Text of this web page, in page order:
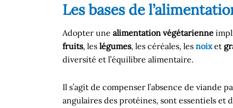
Les bases de
Adopter une alimentation végétarienne
fruits, les légumes, les céréales, les noixet
diversité et l’équilibre alimentaire.
Il s’agit de compenser l’absence de viande
angulaires des protéines, sont essentiels et